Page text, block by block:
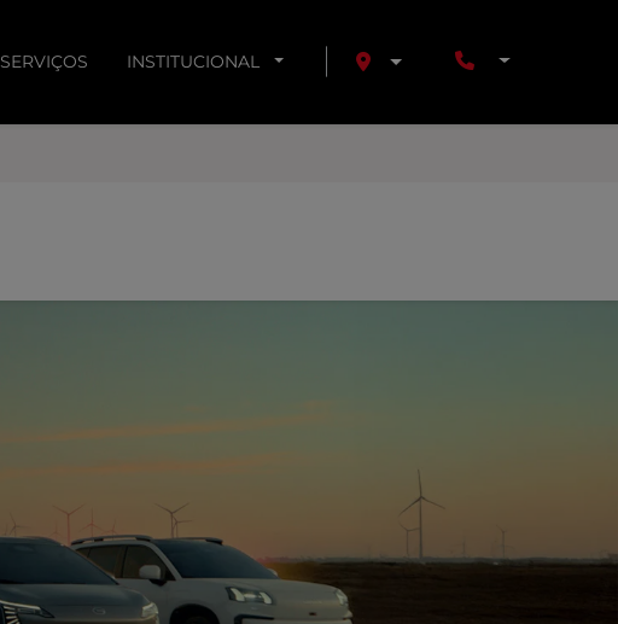
SERVIÇOS INSTITUCIONAL